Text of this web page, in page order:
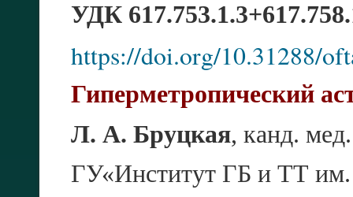
УДК
https://doi.org/10.31288/
Гиперметропический
Л. А. Бруцкая, канд.
ГУ«Институт ГБ и ТТ